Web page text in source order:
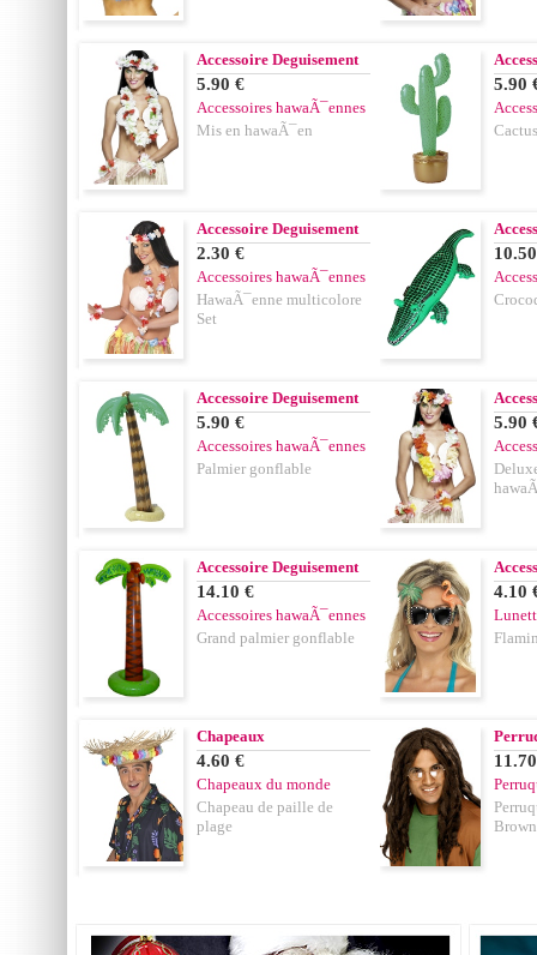
Accessoire Deguisement
5.90 €
Accessoires hawaÃ¯ennes
Mis en hawaÃ¯en
5.90
Accessoire Deguisement
2.30 €
Accessoires hawaÃ¯ennes
HawaÃ¯enne multicolore
Set
Accessoire Deguisement
5.90 €
Accessoires hawaÃ¯ennes
Palmier gonflable
5.90
Accessoire Deguisement
14.10 €
Accessoires hawaÃ¯ennes
Grand palmier gonflable
4.10
Chapeaux
4.60 €
Chapeaux du monde
Chapeau de paille de
plage
Brown